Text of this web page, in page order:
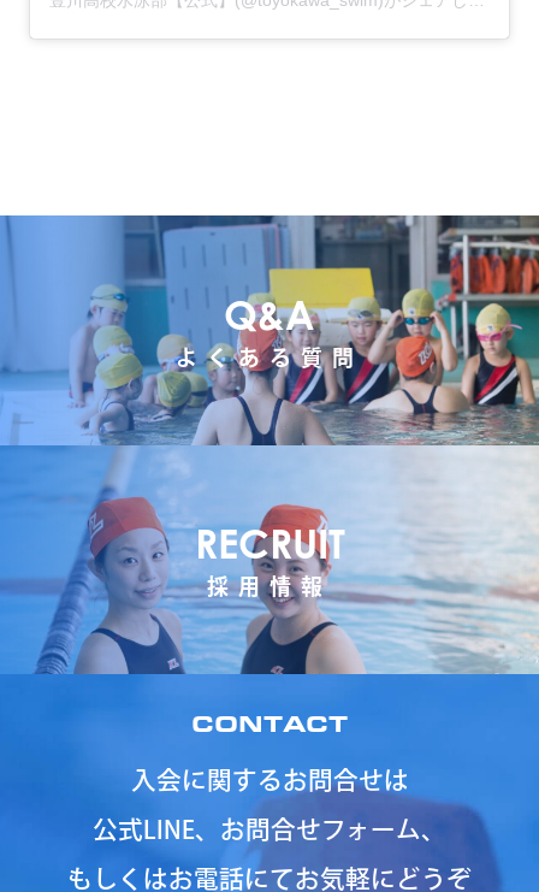
Q&A
よくある質問
RECRUIT
採用情報
CONTACT
入会に関するお問合せは
公式LINE、お問合せフォーム、
もしくはお電話にてお気軽にどうぞ